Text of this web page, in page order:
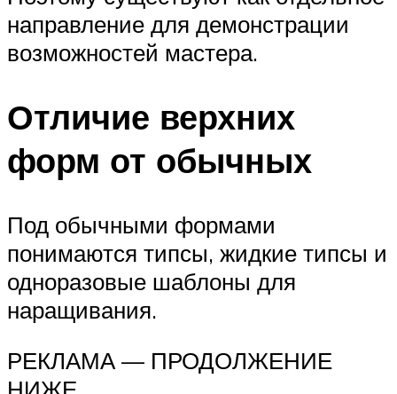
направление для демонстрации
возможностей мастера.
Отличие верхних
форм от обычных
Под обычными формами
понимаются типсы, жидкие типсы и
одноразовые шаблоны для
наращивания.
РЕКЛАМА — ПРОДОЛЖЕНИЕ